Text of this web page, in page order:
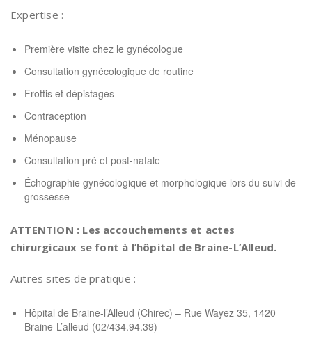
Expertise :
Première visite chez le gynécologue
Consultation gynécologique de routine
Frottis et dépistages
Contraception
Ménopause
Consultation pré et post-natale
Échographie gynécologique et morphologique lors du suivi de
grossesse
ATTENTION : Les accouchements et actes
chirurgicaux se font à l’hôpital de Braine-L’Alleud.
Autres sites de pratique :
Hôpital de Braine-l’Alleud (Chirec) – Rue Wayez 35, 1420
Braine-L’alleud (02/434.94.39)